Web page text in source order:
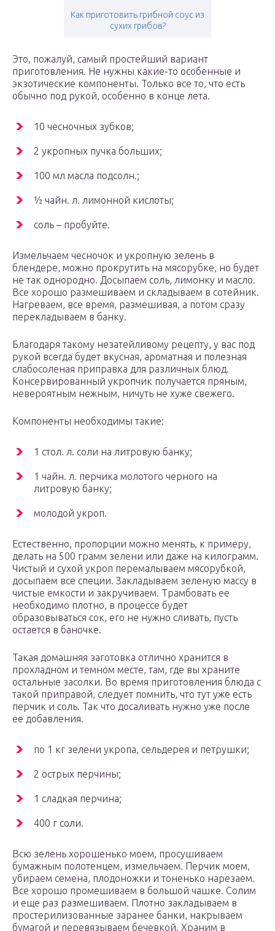
Как приготовить грибной соус из
сухих грибов?
Это, пожалуй, самый простейший вариант
приготовления. Не нужны какие-то особенные и
экзотические компоненты. Только все то, что есть
обычно под рукой, особенно в конце лета.
10 чесночных зубков;
2 укропных пучка больших;
100 мл масла подсолн.;
½ чайн. л. лимонной кислоты;
соль – пробуйте.
Измельчаем чесночок и укропную зелень в
блендере, можно прокрутить на мясорубке, но будет
не так однородно. Досыпаем соль, лимонку и масло.
Все хорошо размешиваем и складываем в сотейник.
Нагреваем, все время, размешивая, а потом сразу
перекладываем в банку.
Благодаря такому незатейливому рецепту, у вас под
рукой всегда будет вкусная, ароматная и полезная
слабосоленая приправка для различных блюд.
Консервированный укропчик получается пряным,
невероятным нежным, ничуть не хуже свежего.
Компоненты необходимы такие:
1 стол. л. соли на литровую банку;
1 чайн. л. перчика молотого черного на
литровую банку;
молодой укроп.
Естественно, пропорции можно менять, к примеру,
делать на 500 грамм зелени или даже на килограмм.
Чистый и сухой укроп перемалываем мясорубкой,
досыпаем все специи. Закладываем зеленую массу в
чистые емкости и закручиваем. Трамбовать ее
необходимо плотно, в процессе будет
образовываться сок, его не нужно сливать, пусть
остается в баночке.
Такая домашняя заготовка отлично хранится в
прохладном и темном месте, там, где вы храните
остальные засолки. Во время приготовления блюда с
такой приправой, следует помнить, что тут уже есть
перчик и соль. Так что досаливать нужно уже после
ее добавления.
по 1 кг зелени укропа, сельдерея и петрушки;
2 острых перчины;
1 сладкая перчина;
400 г соли.
Всю зелень хорошенько моем, просушиваем
бумажным полотенцем, измельчаем. Перчик моем,
убираем семена, плодоножки и тоненько нарезаем.
Все хорошо промешиваем в большой чашке. Солим
и еще раз размешиваем. Плотно закладываем в
простерилизованные заранее банки, накрываем
бумагой и перевязываем бечевкой. Храним в